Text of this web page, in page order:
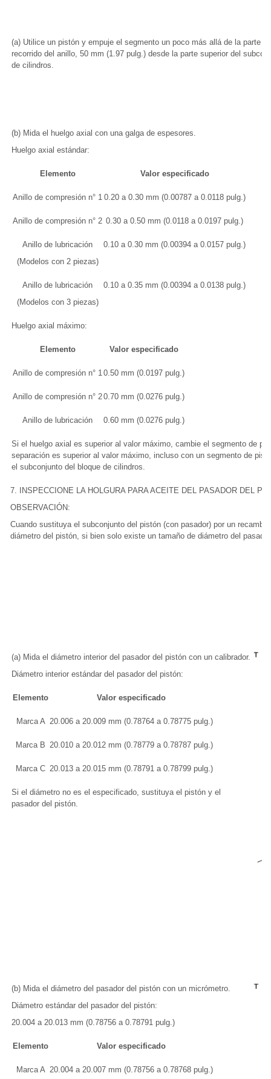
(a) Utilice un pistón y empuje el segmento un poco más allá de la parte
recorrido del anillo, 50 mm (1.97 pulg.) desde la parte superior del
de cilindros.
(b) Mida el huelgo axial con una galga de espesores.
Huelgo axial estándar:
Elemento Valor especificado
Anillo de compresión n° 1 0.20 a 0.30 mm (0.00787 a 0.0118 pulg.)
Anillo de compresión n° 2 0.30 a 0.50 mm (0.0118 a 0.0197 pulg.)
Anillo de lubricación
(Modelos con 2 piezas)
0.10 a 0.30 mm (0.00394 a 0.0157 pulg.)
Anillo de lubricación
(Modelos con 3 piezas)
0.10 a 0.35 mm (0.00394 a 0.0138 pulg.)
Huelgo axial máximo:
Elemento Valor especificado
Anillo de compresión n° 10.50 mm (0.0197 pulg.)
Anillo de compresión n° 20.70 mm (0.0276 pulg.)
Anillo de lubricación 0.60 mm (0.0276 pulg.)
Si el huelgo axial es superior al valor máximo, cambie el segmento de
separación es superior al valor máximo, incluso con un segmento de
el subconjunto del bloque de cilindros.
7. INSPECCIONE LA HOLGURA PARA ACEITE DEL PASADOR DEL
OBSERVACIÓN:
Cuando sustituya el subconjunto del pistón (con pasador) por un
diámetro del pistón, si bien solo existe un tamaño de diámetro del
(a) Mida el diámetro interior del pasador del pistón con un calibrador.
Diámetro interior estándar del pasador del pistón:
Elemento Valor especificado
Marca A 20.006 a 20.009 mm (0.78764 a 0.78775 pulg.)
Marca B 20.010 a 20.012 mm (0.78779 a 0.78787 pulg.)
Marca C 20.013 a 20.015 mm (0.78791 a 0.78799 pulg.)
Si el diámetro no es el especificado, sustituya el pistón y el
pasador del pistón.
(b) Mida el diámetro del pasador del pistón con un micrómetro.
Diámetro estándar del pasador del pistón:
20.004 a 20.013 mm (0.78756 a 0.78791 pulg.)
Elemento Valor especificado
Marca A 20.004 a 20.007 mm (0.78756 a 0.78768 pulg.)